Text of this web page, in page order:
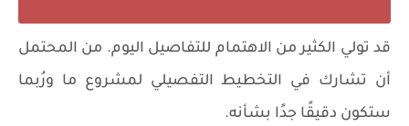
قد تولي الكثير من الاهتمام للتفاصيل اليوم. من المحتمل
أن تشارك في التخطيط التفصيلي لمشروع ما ورُبما
ستكون دقيقًا جدًا بشأنه.